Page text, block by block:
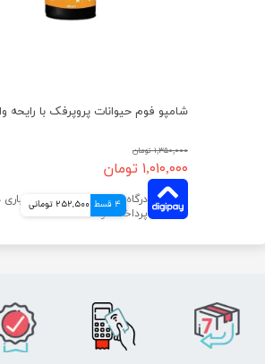
۱,۳۵۰,۰۰۰ تومان
۱,۰۱۰,۰۰۰ تومان
4 قسط 252,500 تومانی